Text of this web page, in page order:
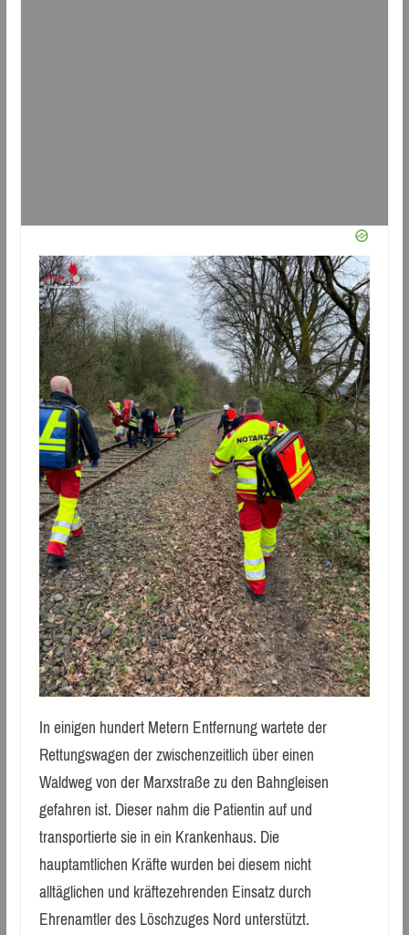
In einigen hundert Metern Entfernung wartete der
Rettungswagen der zwischenzeitlich über einen
Waldweg von der Marxstraße zu den Bahngleisen
gefahren ist. Dieser nahm die Patientin auf und
transportierte sie in ein Krankenhaus. Die
hauptamtlichen Kräfte wurden bei diesem nicht
alltäglichen und kräftezehrenden Einsatz durch
Ehrenamtler des Löschzuges Nord unterstützt.